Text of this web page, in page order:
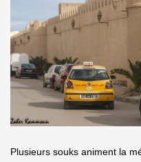
Plusieurs souks animent la